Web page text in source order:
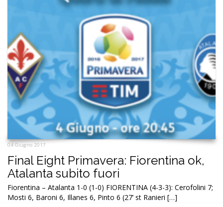
04 Giugno 2017
Final Eight Primavera: Fiorentina ok,
Atalanta subito fuori
Fiorentina – Atalanta 1-0 (1-0) FIORENTINA (4-3-3): Cerofolini 7;
Mosti 6, Baroni 6, Illanes 6, Pinto 6 (27’ st Ranieri […]